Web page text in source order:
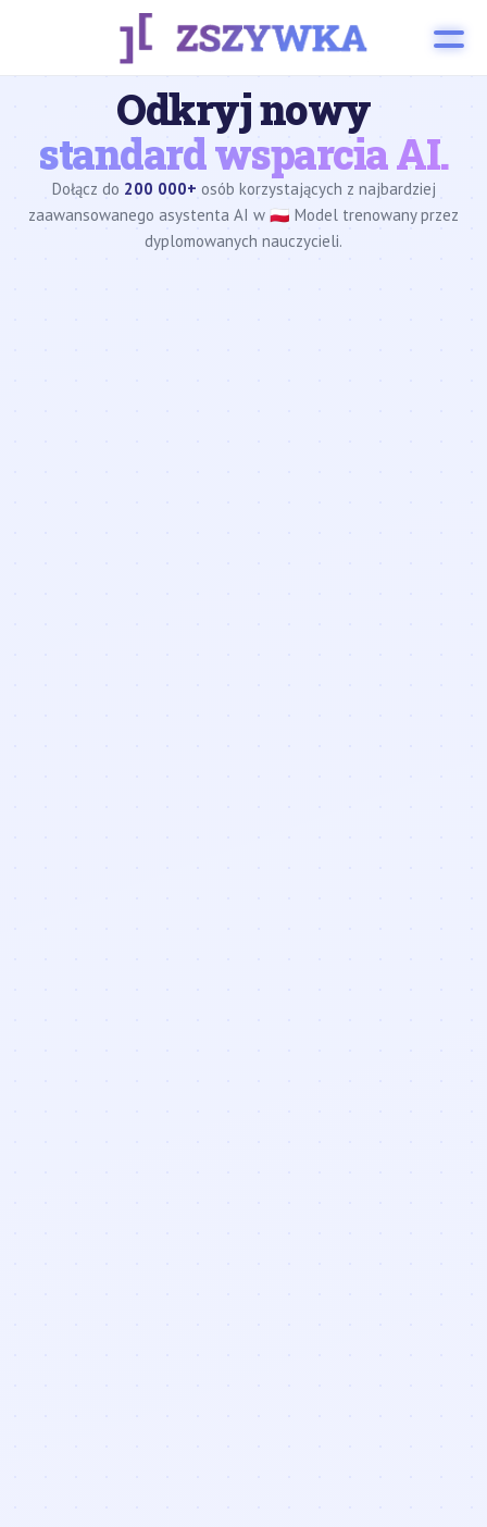
Odkryj nowy
standard wsparcia AI.
Dołącz do 200 000+ osób korzystających z najbardziej
zaawansowanego asystenta AI w 🇵🇱 Model trenowany przez
dyplomowanych nauczycieli.